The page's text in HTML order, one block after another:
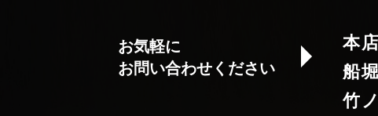
お気軽に
お問い合わせください
本店
船
竹